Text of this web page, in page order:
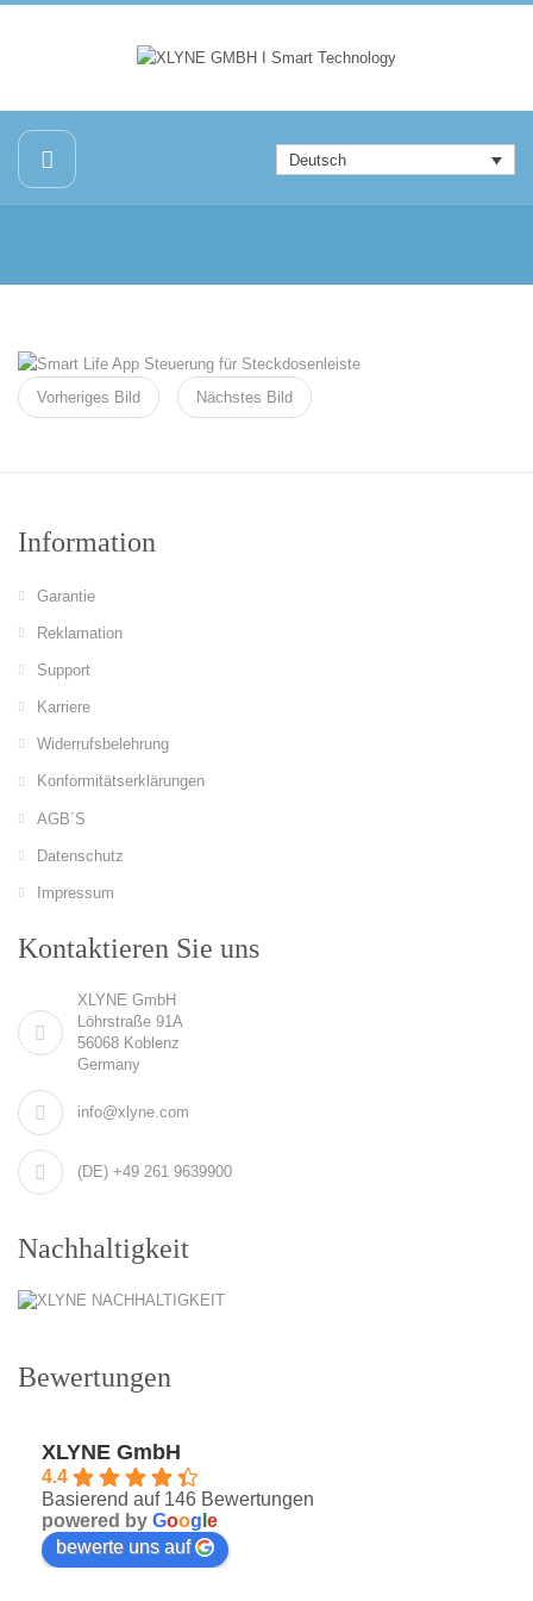
Deutsch
Vorheriges Bild Nächstes Bild
Information
Garantie
Reklamation
Support
Karriere
Widerrufsbelehrung
Konformitätserklärungen
AGB´S
Datenschutz
Impressum
Kontaktieren Sie uns
XLYNE GmbH
Löhrstraße 91A
56068 Koblenz
Germany
info@xlyne.com
(DE) +49 261 9639900
Nachhaltigkeit
Bewertungen
XLYNE GmbH
4.4
Basierend auf 146 Bewertungen
powered by Goog e
bewerte uns auf